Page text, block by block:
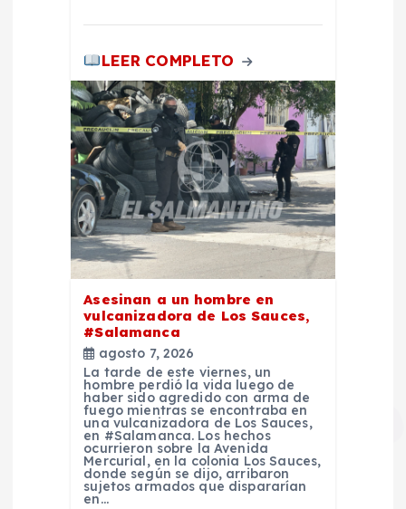
LEER COMPLETO
Asesinan a un hombre en
vulcanizadora de Los Sauces,
#Salamanca
agosto 7, 2026
La tarde de este viernes, un
hombre perdió la vida luego de
haber sido agredido con arma de
fuego mientras se encontraba en
una vulcanizadora de Los Sauces,
en #Salamanca. Los hechos
ocurrieron sobre la Avenida
Mercurial, en la colonia Los Sauces,
donde según se dijo, arribaron
sujetos armados que dispararían
en…